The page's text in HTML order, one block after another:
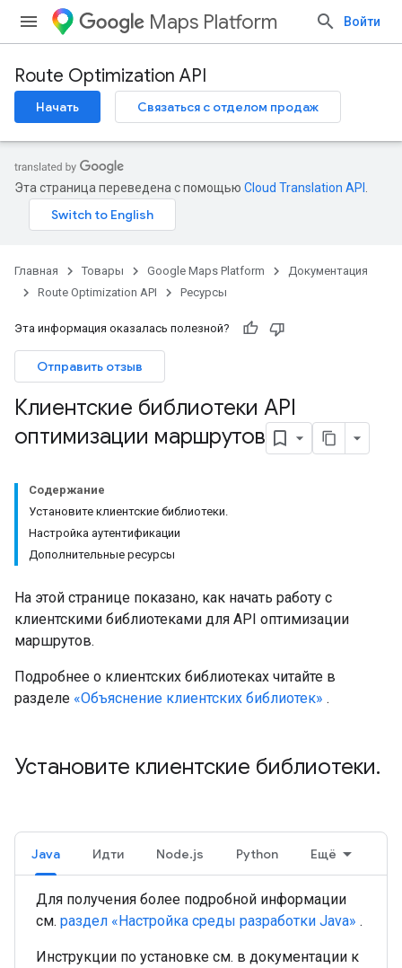
Maps Platform Войти
Route Optimization API
Начать Связаться с отделом продаж
Эта страница переведена с помощью Cloud Translation API
Главная Товары Google Maps Platform
Документация
Route Optimization API
Ресурсы
Эта информация оказалась полезной?
Отправить отзыв
Клиентские библиотеки API
оптимизации маршрутов
Содержание
Установите клиентские библиотеки.
Настройка аутентификации
Дополнительные ресурсы
На этой странице показано, как начать работу с
клиентскими библиотеками для API оптимизации
маршрутов.
Подробнее о клиентских библиотеках читайте в
разделе «Объяснение клиентских библиотек» .
Установите клиентские библиотеки.
Java Идти Node.js Python Ещё
Для получения более подробной информации
см. раздел «Настройка среды разработки Java» .
Инструкции по установке см. в документации к